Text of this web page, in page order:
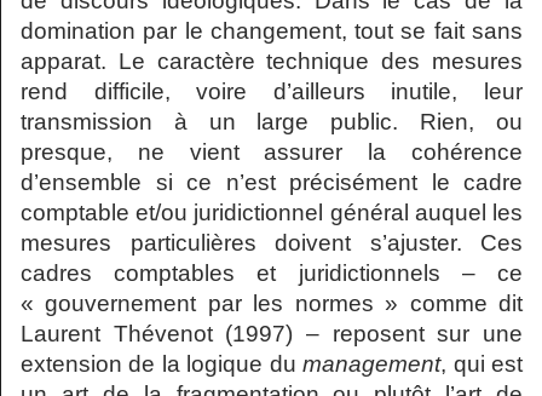
domination par le changement, tout se fait sans
apparat. Le caractère technique des mesures
rend difficile, voire d’ailleurs inutile, leur
transmission à un large public. Rien, ou
presque, ne vient assurer la cohérence
d’ensemble si ce n’est précisément le cadre
comptable et/ou juridictionnel général auquel les
mesures particulières doivent s’ajuster. Ces
cadres comptables et juridictionnels – ce
« gouvernement par les normes » comme dit
Laurent Thévenot (1997) – reposent sur une
extension de la logique dumanagement, qui est